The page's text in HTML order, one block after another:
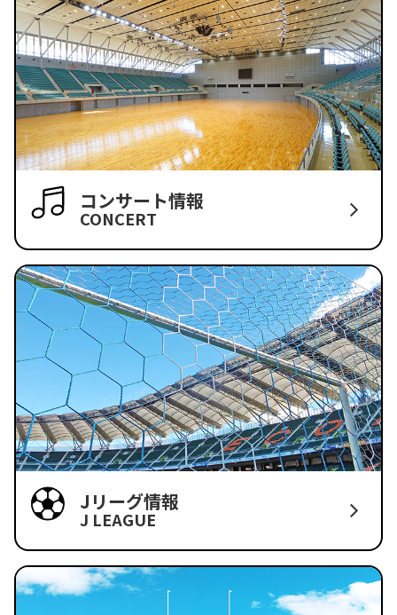
コンサート情報
CONCERT
Jリーグ情報
J LEAGUE